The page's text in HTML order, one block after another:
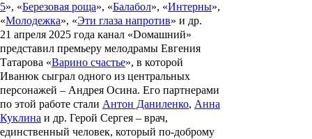
5», «Березовая роща», «Балабол», «Интерны»,
«Молодежка», «Эти глаза напротив» и др.
21 апреля 2025 года канал «Dомашний»
представил премьеру мелодрамы Евгения
Татарова «Варино счастье», в которой
Иванюк сыграл одного из центральных
персонажей – Андрея Осина. Его партнерами
по этой работе стали Антон Даниленко, Анна
Куклина и др. Герой Сергея – врач,
единственный человек, который по-доброму